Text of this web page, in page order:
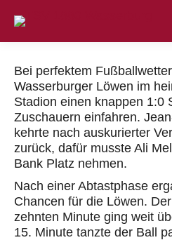
Bei perfektem
Wasserburger Löwen im
Stadion einen knappen 1:0
Zuschauern einfahren.
kehrte nach auskurierter
zurück, dafür musste Ali
Bank Platz nehmen.
Nach einer Abtastphase
Chancen für die Löwen.
zehnten Minute ging weit
15. Minute tanzte der Ball